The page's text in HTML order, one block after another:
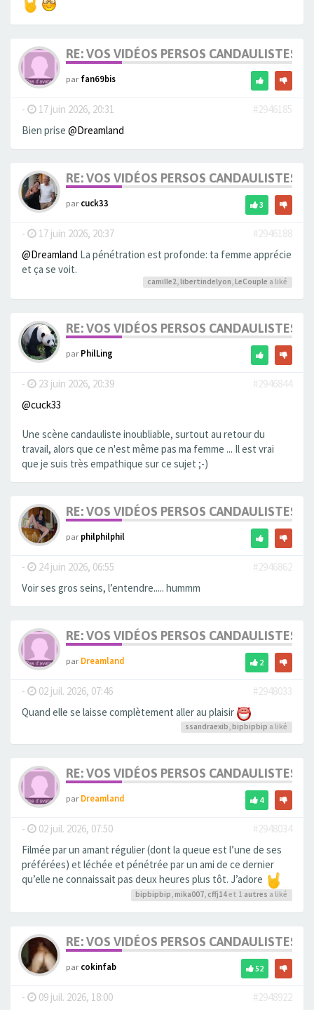
RE: VOS VIDÉOS PERSOS CANDAULISTES
parfan69bis
- 17 juin 2026, 20:31
#2946185
Bien prise @Dreamland
RE: VOS VIDÉOS PERSOS CANDAULISTES
parcuck33 3
- 17 juin 2026, 20:37
#2946188
@Dreamland La pénétration est profonde: ta femme apprécie
et ça se voit.
camille2, libertindelyon, LeCouple a liké
RE: VOS VIDÉOS PERSOS CANDAULISTES
parPhilLing
- 23 juin 2026, 20:39
#2946844
@cuck33
Une scène candauliste inoubliable, surtout au retour du
travail, alors que ce n'est même pas ma femme ... Il est vrai
que je suis très empathique sur ce sujet ;-)
RE: VOS VIDÉOS PERSOS CANDAULISTES
parphilphilphil
- 24 juin 2026, 06:55
#2946862
Voir ses gros seins, l’entendre..... hummm
RE: VOS VIDÉOS PERSOS CANDAULISTES
parDreamland 2
- 02 juil. 2026, 07:46
#2948033
Quand elle se laisse complètement aller au plaisir
ssandraexib, bipbipbip a liké
RE: VOS VIDÉOS PERSOS CANDAULISTES
parDreamland 4
- 02 juil. 2026, 07:50
#2948034
Filmée par un amant régulier (dont la queue est l’une de ses
préférées) et léchée et pénétrée par un ami de ce dernier
qu’elle ne connaissait pas deux heures plus tôt. J’adore
bipbipbip, mika007, cffj14et 1 autres a liké
RE: VOS VIDÉOS PERSOS CANDAULISTES
parcokinfab 52
- 09 juil. 2026, 18:00
#2948922